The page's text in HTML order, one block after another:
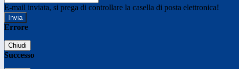
E-mail inviata, si prega di controllare la casella di posta elettronica!
Errore
Chiudi
Successo